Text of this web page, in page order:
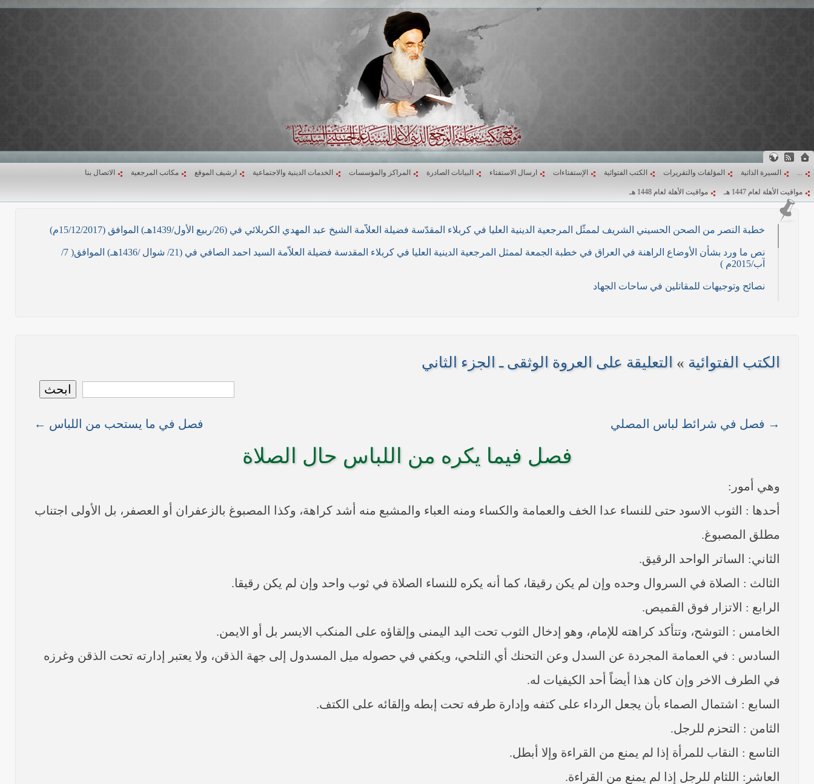
... السيرة الذاتية المؤلفات والتقريرات الكتب الفتوائية الإستفتاءات ارسال الاستفتاء البيانات الصادرة المراكز والمؤسسات الخدمات الدينية والاجتماعية ارشيف الموقع مكاتب المرجعية الاتصال بنا
مواقيت الأهلة لعام 1447 هـ مواقيت الأهلة لعام 1448 هـ
خطبة النصر من الصحن الحسيني الشريف لممثّل المرجعية الدينية العليا في كربلاء المقدّسة فضيلة العلاّمة الشيخ عبد المهدي الكربلائي في (26/ربيع الأول/1439هـ) الموافق (15/12/2017م)
نص ما ورد بشأن الأوضاع الراهنة في العراق في خطبة الجمعة لممثل المرجعية الدينية العليا في كربلاء المقدسة فضيلة العلاّمة السيد احمد الصافي في (21/ شوال /1436هـ) الموافق( 7/
آب/2015م )
نصائح وتوجيهات للمقاتلين في ساحات الجهاد
ما ورد في خطبة الجمعة لممثل المرجعية الدينية العليا في كربلاء المقدسة فضيلة العلاّمة الشيخ عبد المهدي الكربلائي في (14/ شعبان /1435هـ) الموافق ( 13/6/2014م ) بعد سيطرة (داعش)
بيان صادر من مكتب سماحة السيد السيستاني -دام ظلّه - في النجف الأشرف حول التطورات الأمنية الأخيرة في محافظة نينوى
الكتب الفتوائية » التعليقة على العروة الوثقى ـ الجزء الثاني
ابحث
فصل في ما يستحب من اللباس ← → فصل في شرائط لباس المصلي
فصل فيما يكره من اللباس حال الصلاة
وهي أمور:
أحدها : الثوب الاسود حتى للنساء عدا الخف والعمامة والكساء ومنه العباء والمشبع منه أشد كراهة، وكذا المصبوغ بالزعفران أو العصفر، بل الأولى اجتناب
مطلق المصبوغ.
الثاني: الساتر الواحد الرقيق.
الثالث : الصلاة في السروال وحده وإن لم يكن رقيقا، كما أنه يكره للنساء الصلاة في ثوب واحد وإن لم يكن رقيقا.
الرابع : الاتزار فوق القميص.
الخامس : التوشح، وتتأكد كراهته للإمام، وهو إدخال الثوب تحت اليد اليمنى وإلقاؤه على المنكب الايسر بل أو الايمن.
السادس : في العمامة المجردة عن السدل وعن التحنك أي التلحي، ويكفي في حصوله ميل المسدول إلى جهة الذقن، ولا يعتبر إدارته تحت الذقن وغرزه
في الطرف الاخر وإن كان هذا أيضاً أحد الكيفيات له.
السابع : اشتمال الصماء بأن يجعل الرداء على كتفه وإدارة طرفه تحت إبطه وإلقائه على الكتف.
الثامن : التحزم للرجل.
التاسع : النقاب للمرأة إذا لم يمنع من القراءة وإلا أبطل.
العاشر: اللثام للرجل إذا لم يمنع من القراءة.